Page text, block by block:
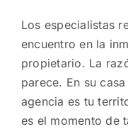
Los especialistas
encuentro en la
propietario. La
parece. En su
agencia es tu
es el momento de